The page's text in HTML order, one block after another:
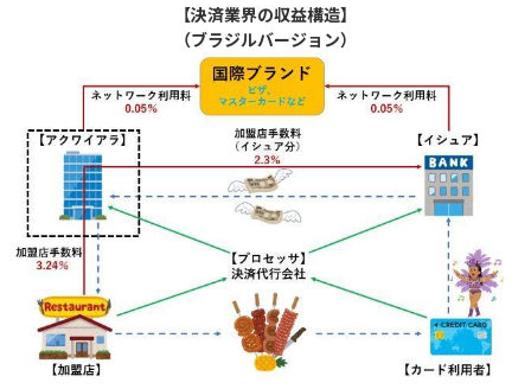
【決済業界の収益構造】
（ブラジルバージョン）